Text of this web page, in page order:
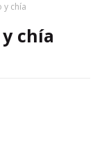
y chía
chía